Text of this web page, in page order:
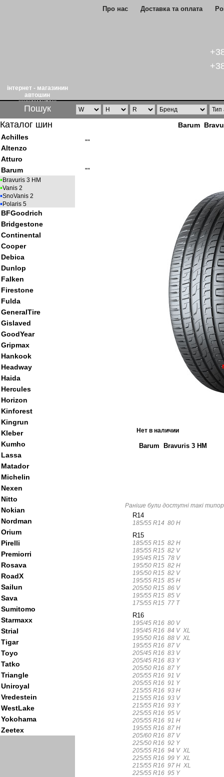
Про нас Доставка та оплата
інтернет - магазинин
автошин
шиномонтаж
Пошук
Каталог шин
Achilles
Altenzo
Atturo
Barum
▪Bravuris 3 HM
▪Vanis 2
▪SnoVanis 2
▪Polaris 5
BFGoodrich
Bridgestone
Continental
Cooper
Debica
Dunlop
Falken
Firestone
Fulda
GeneralTire
Gislaved
GoodYear
Gripmax
Hankook
Headway
Haida
Hercules
Horizon
Kinforest
Kingrun
Kleber
Kumho
Lassa
Matador
Michelin
Nexen
Nitto
Nokian
Nordman
Orium
Pirelli
Premiorri
Rosava
RoadX
Sailun
Sava
Sumitomo
Starmaxx
Strial
Tigar
Toyo
Tatko
Triangle
Uniroyal
Vredestein
WestLake
Yokohama
Zeetex
Barum
""
""
Нет в наличии
Barum Bravuris 3 HM
Раніше були доступні такі
R14
185/55 R14 80 H
R15
185/55 R15 82 H
185/55 R15 82 V
195/45 R15 78 V
195/50 R15 82 H
195/50 R15 82 V
195/55 R15 85 H
205/50 R15 86 V
195/55 R15 85 V
175/55 R15 77 T
R16
195/45 R16 80 V
195/45 R16 84 V XL
195/50 R16 88 V XL
195/55 R16 87 V
205/45 R16 83 V
205/45 R16 83 Y
205/50 R16 87 Y
205/55 R16 91 V
205/55 R16 91 Y
215/55 R16 93 H
215/55 R16 93 V
215/55 R16 93 Y
225/55 R16 95 V
205/55 R16 91 H
195/55 R16 87 H
205/60 R16 87 V
225/50 R16 92 Y
205/55 R16 94 V XL
225/55 R16 99 Y XL
215/55 R16 97 H XL
225/55 R16 95 Y